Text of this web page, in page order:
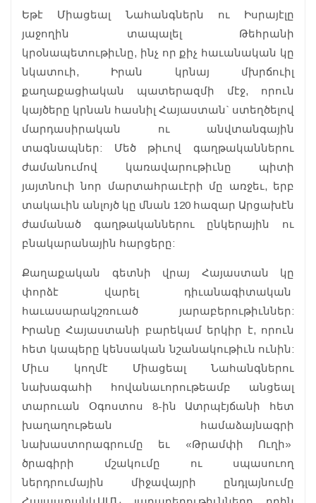
Եթէ Միացեալ Նահանգներն ու Իսրայէլը
յաջողին տապալել Թեհրանի
կրօնապետութիւնը, ինչ որ քիչ հաւանական կը
նկատուի, Իրան կրնայ մխրճուիլ
քաղաքացիական պատերազմի մէջ, որուն
կայծերը կրնան հասնիլ Հայաստան` ստեղծելով
մարդասիրական ու անվտանգային
տագնապներ: Մեծ թիւով գաղթականներու
ժամանումով կառավարութիւնը պիտի
յայտնուի նոր մարտահրաւէրի մը առջեւ, երբ
տակաւին անլոյծ կը մնան 120 հազար Արցախէն
ժամանած գաղթականներու ընկերային ու
բնակարանային հարցերը:
Քաղաքական գետնի վրայ Հայաստան կը
փորձէ վարել դիւանագիտական
հաւասարակշռուած յարաբերութիւններ:
Իրանը Հայաստանի բարեկամ երկիր է, որուն
հետ կապերը կենսական նշանակութիւն ունին:
Միւս կողմէ Միացեալ Նահանգներու
նախագահի հովանաւորութեամբ անցեալ
տարուան Օգոստոս 8-ին Ատրպէյճանի հետ
խաղաղութեան համաձայնագրի
նախաստորագրումը եւ «Թրամփի Ուղի»
ծրագիրի մշակումը ու սպասուող
ներդրումային միջավայրի ընդլայնումը